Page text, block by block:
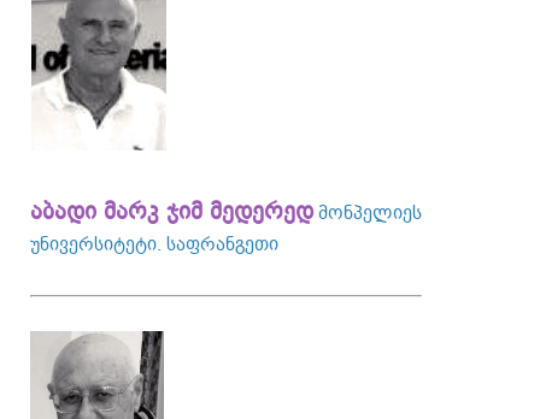
აბადი მარკ ჯიმ მედერედმონპელიეს
უნივერსიტეტი. საფრანგეთი